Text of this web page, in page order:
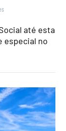
até esta
especial no